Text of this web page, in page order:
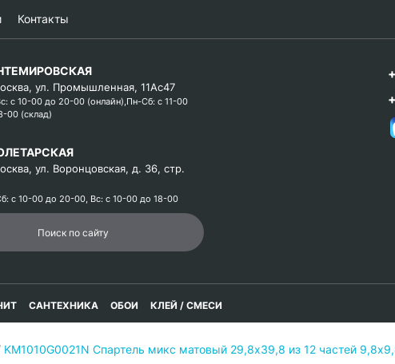
Контакты
ул. Промышленная, 11Ас47
с 10-00 до 20-00 (онлайн),Пн-Сб: с 11-00
00 (склад)
ул. Воронцовская, д. 36, стр.
с 10-00 до 20-00, Вс: с 10-00 до 18-00
САНТЕХНИКА ОБОИ КЛЕЙ / СМЕСИ
KM1010G0021N Спартель микс матовый 29,8х39,8 из 12 частей